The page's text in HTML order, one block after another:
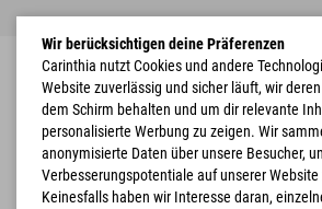
Home Bekleidung G-LOFT® Ultra Pants
Wir berücksichtigen deine Präferenzen
Carinthia nutzt Cookies und andere
Website zuverlässig und sicher läuft, wir
dem Schirm behalten und um dir relevante
personalisierte Werbung zu zeigen. Wir
anonymisierte Daten über unsere Besucher,
Verbesserungspotentiale auf unserer
Keinesfalls haben wir Interesse daran,